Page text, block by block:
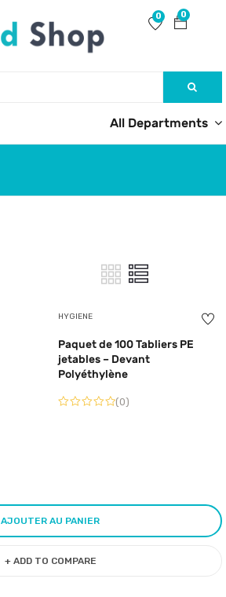
0
0
All Departments
HYGIENE
Paquet de 100 Tabliers PE
jetables – Devant
Polyéthylène
(0)
AJOUTER AU PANIER
+ ADD TO COMPARE